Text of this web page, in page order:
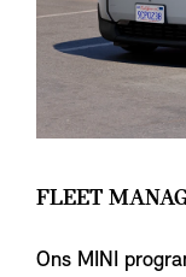
FLEET
Ons MINI